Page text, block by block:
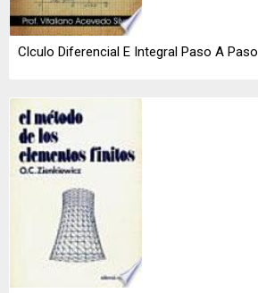
Clculo Diferencial E Integral Paso A Paso